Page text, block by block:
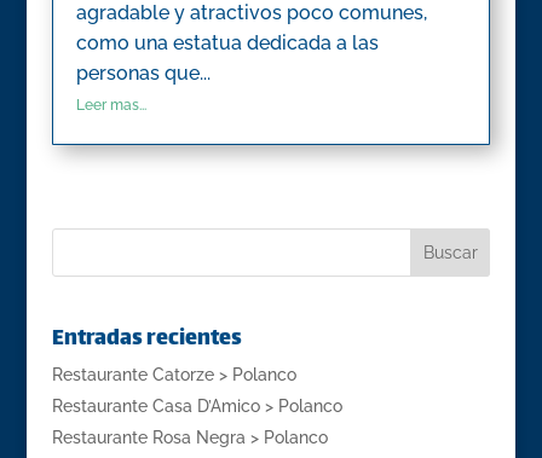
agradable y atractivos poco comunes,
como una estatua dedicada a las
personas que...
Leer mas...
Entradas recientes
Restaurante Catorze > Polanco
Restaurante Casa D’Amico > Polanco
Restaurante Rosa Negra > Polanco